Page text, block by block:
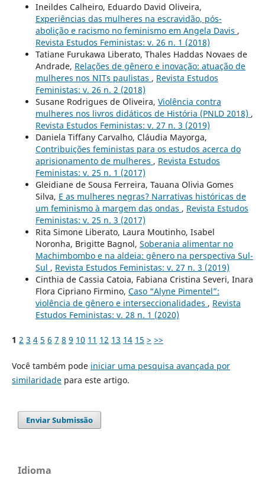
Ineildes Calheiro, Eduardo David Oliveira,
Experiências das mulheres na escravidão, pós-
abolição e racismo no feminismo em Angela Davis ,
Revista Estudos Feministas: v. 26 n. 1 (2018)
Tatiane Furukawa Liberato, Thales Haddas Novaes de
Andrade, Relações de gênero e inovação: atuação de
mulheres nos NITs paulistas , Revista Estudos
Feministas: v. 26 n. 2 (2018)
Susane Rodrigues de Oliveira, Violência contra
mulheres nos livros didáticos de História (PNLD 2018) ,
Revista Estudos Feministas: v. 27 n. 3 (2019)
Daniela Tiffany Carvalho, Cláudia Mayorga,
Contribuições feministas para os estudos acerca do
aprisionamento de mulheres , Revista Estudos
Feministas: v. 25 n. 1 (2017)
Gleidiane de Sousa Ferreira, Tauana Olivia Gomes
Silva, E as mulheres negras? Narrativas históricas de
um feminismo à margem das ondas , Revista Estudos
Feministas: v. 25 n. 3 (2017)
Rita Simone Liberato, Laura Moutinho, Isabel
Noronha, Brigitte Bagnol, Soberania alimentar no
Machimbombo e na aldeia: gênero na perspectiva Sul-
Sul , Revista Estudos Feministas: v. 27 n. 3 (2019)
Cinthia de Cassia Catoia, Fabiana Cristina Severi, Inara
Flora Cipriano Firmino, Caso “Alyne Pimentel”:
violência de gênero e interseccionalidades , Revista
Estudos Feministas: v. 28 n. 1 (2020)
1 2 3 4 5 6 7 8 9 10 11 12 13 14 15 > >>
Você também pode iniciar uma pesquisa avançada por
similaridadepara este artigo.
Enviar Submissão
Idioma